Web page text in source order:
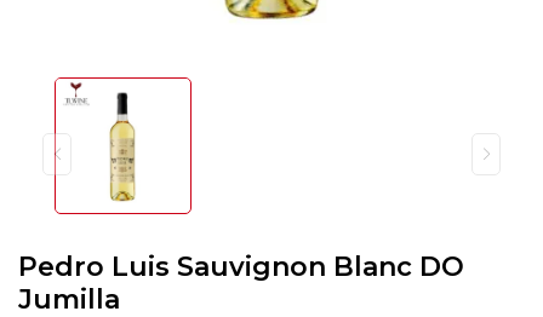
Pedro Luis Sauvignon Blanc DO
Jumilla